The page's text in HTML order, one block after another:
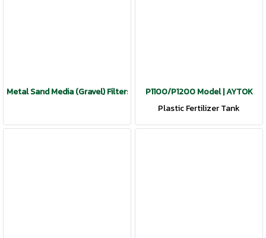
Metal Sand Media (Gravel) Filters | AYTOKP1100/P1200 Model | AYTOK
Plastic Fertilizer Tank